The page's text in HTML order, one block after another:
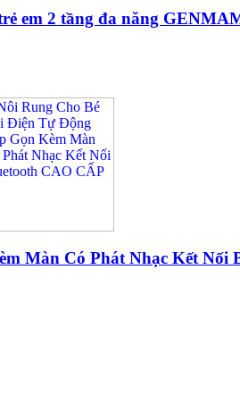
em 2 tầng đa năng
Màn Có Phát Nhạc Kết Nối